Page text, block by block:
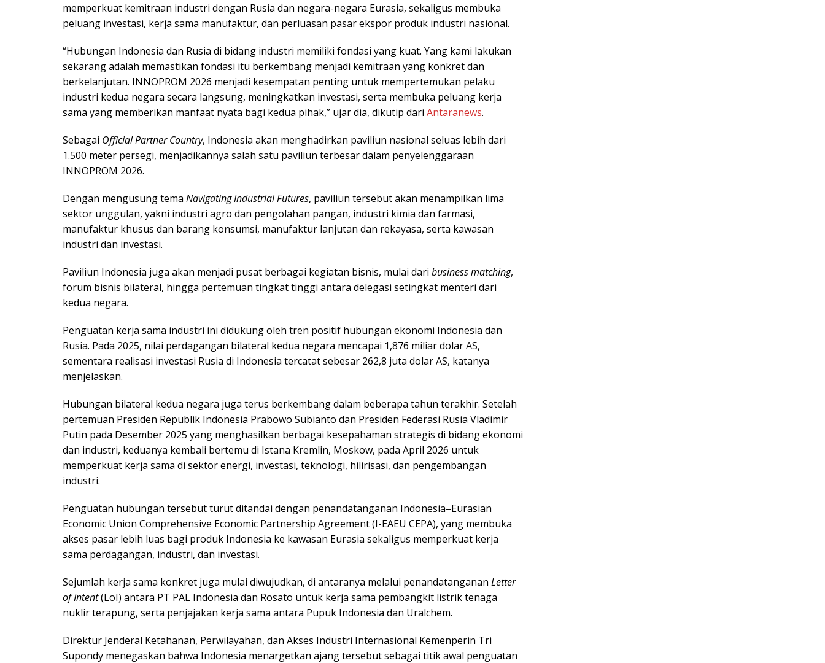
memperkuat kemitraan industri dengan Rusia dan negara-negara Eurasia, sekaligus membuka
peluang investasi, kerja sama manufaktur, dan perluasan pasar ekspor produk industri nasional.
“Hubungan Indonesia dan Rusia di bidang industri memiliki fondasi yang kuat. Yang kami lakukan
sekarang adalah memastikan fondasi itu berkembang menjadi kemitraan yang konkret dan
berkelanjutan. INNOPROM 2026 menjadi kesempatan penting untuk mempertemukan pelaku
industri kedua negara secara langsung, meningkatkan investasi, serta membuka peluang kerja
sama yang memberikan manfaat nyata bagi kedua pihak,” ujar dia, dikutip dari Antaranews.
Sebagai Official Partner Country, Indonesia akan menghadirkan paviliun nasional seluas lebih dari
1.500 meter persegi, menjadikannya salah satu paviliun terbesar dalam penyelenggaraan
INNOPROM 2026.
Dengan mengusung tema Navigating Industrial Futures, paviliun tersebut akan menampilkan lima
sektor unggulan, yakni industri agro dan pengolahan pangan, industri kimia dan farmasi,
manufaktur khusus dan barang konsumsi, manufaktur lanjutan dan rekayasa, serta kawasan
industri dan investasi.
Paviliun Indonesia juga akan menjadi pusat berbagai kegiatan bisnis, mulai dari business matching,
forum bisnis bilateral, hingga pertemuan tingkat tinggi antara delegasi setingkat menteri dari
kedua negara.
Penguatan kerja sama industri ini didukung oleh tren positif hubungan ekonomi Indonesia dan
Rusia. Pada 2025, nilai perdagangan bilateral kedua negara mencapai 1,876 miliar dolar AS,
sementara realisasi investasi Rusia di Indonesia tercatat sebesar 262,8 juta dolar AS, katanya
menjelaskan.
Hubungan bilateral kedua negara juga terus berkembang dalam beberapa tahun terakhir. Setelah
pertemuan Presiden Republik Indonesia Prabowo Subianto dan Presiden Federasi Rusia Vladimir
Putin pada Desember 2025 yang menghasilkan berbagai kesepahaman strategis di bidang ekonomi
dan industri, keduanya kembali bertemu di Istana Kremlin, Moskow, pada April 2026 untuk
memperkuat kerja sama di sektor energi, investasi, teknologi, hilirisasi, dan pengembangan
industri.
Penguatan hubungan tersebut turut ditandai dengan penandatanganan Indonesia–Eurasian
Economic Union Comprehensive Economic Partnership Agreement (I-EAEU CEPA), yang membuka
akses pasar lebih luas bagi produk Indonesia ke kawasan Eurasia sekaligus memperkuat kerja
sama perdagangan, industri, dan investasi.
Sejumlah kerja sama konkret juga mulai diwujudkan, di antaranya melalui penandatanganan Letter
of Intent(LoI) antara PT PAL Indonesia dan Rosato untuk kerja sama pembangkit listrik tenaga
nuklir terapung, serta penjajakan kerja sama antara Pupuk Indonesia dan Uralchem.
Direktur Jenderal Ketahanan, Perwilayahan, dan Akses Industri Internasional Kemenperin Tri
Supondy menegaskan bahwa Indonesia menargetkan ajang tersebut sebagai titik awal penguatan